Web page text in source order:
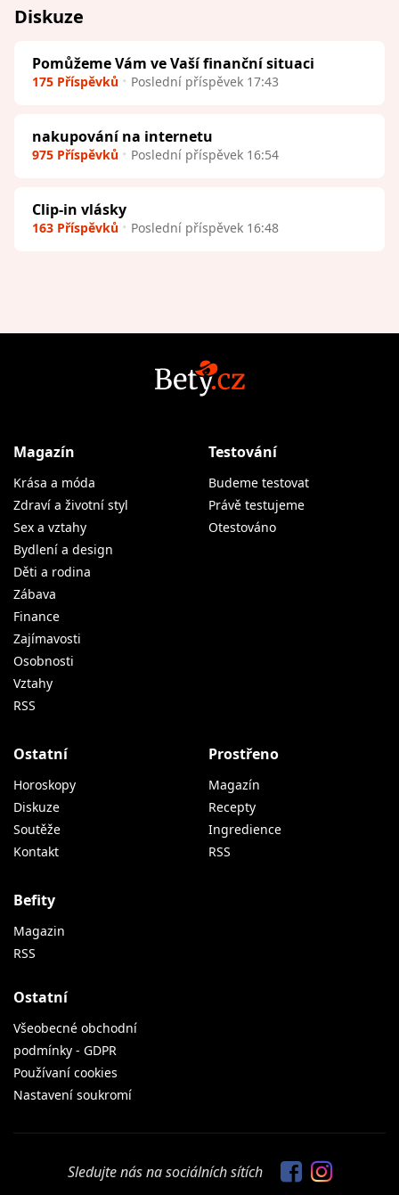
Diskuze
Pomůžeme Vám ve Vaší finanční situaci
175 Příspěvků Poslední příspěvek 17:43
nakupování na internetu
975 Příspěvků Poslední příspěvek 16:54
Clip-in vlásky
163 Příspěvků Poslední příspěvek 16:48
Magazín
Krása a móda
Zdraví a životní styl
Sex a vztahy
Bydlení a design
Děti a rodina
Zábava
Finance
Zajímavosti
Osobnosti
Vztahy
RSS
Testování
Budeme testovat
Právě testujeme
Otestováno
Ostatní
Horoskopy
Diskuze
Soutěže
Kontakt
Prostřeno
Magazín
Recepty
Ingredience
RSS
Befity
Magazin
RSS
Ostatní
Všeobecné obchodní
podmínky - GDPR
Používaní cookies
Nastavení soukromí
Sledujte nás na sociálních sítích